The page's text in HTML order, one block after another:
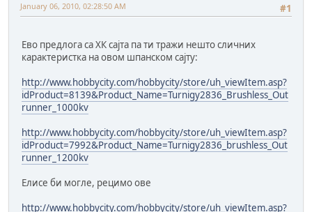
#1
January 06, 2010, 02:28:50 AM
Ево предлога са ХК сајта па ти тражи нешто сличних
карактеристка на овом шпанском сајту:
http://www.hobbycity.com/hobbycity/store/uh_viewItem.asp?
idProduct=8139&Product_Name=Turnigy2836_Brushless_Out
runner_1000kv
http://www.hobbycity.com/hobbycity/store/uh_viewItem.asp?
idProduct=7992&Product_Name=Turnigy2836_brushless_Out
runner_1200kv
Елисе би могле, рецимо ове
http://www.hobbycity.com/hobbycity/store/uh_viewItem.asp?